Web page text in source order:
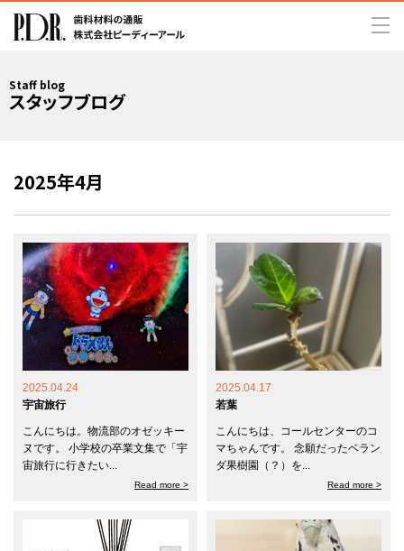
Staff blog
スタッフブログ
2025年4月
2025.04.24
宇宙旅行
こんにちは。物流部のオゼッキー
ヌです。 小学校の卒業文集で「宇
宙旅行に行きたい...
Read more >
2025.04.17
若葉
こんにちは、コールセンターのコ
マちゃんです。 念願だったベラン
ダ果樹園（？）を...
Read more >